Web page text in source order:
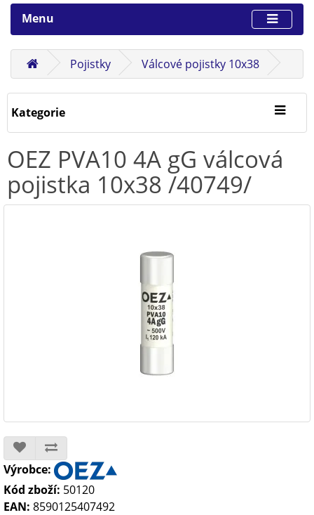
Menu
Pojistky Válcové pojistky 10x38
Kategorie
OEZ PVA10 4A gG válcová
pojistka 10x38 /40749/
Výrobce:
Kód zboží: 50120
EAN: 8590125407492